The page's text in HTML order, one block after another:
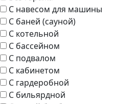
С навесом для машины
С баней (сауной)
С котельной
С бассейном
С подвалом
С кабинетом
С гардеробной
С бильярдной